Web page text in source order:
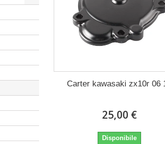
Carter kawasaki zx10r 06
25,00 €
Disponibile